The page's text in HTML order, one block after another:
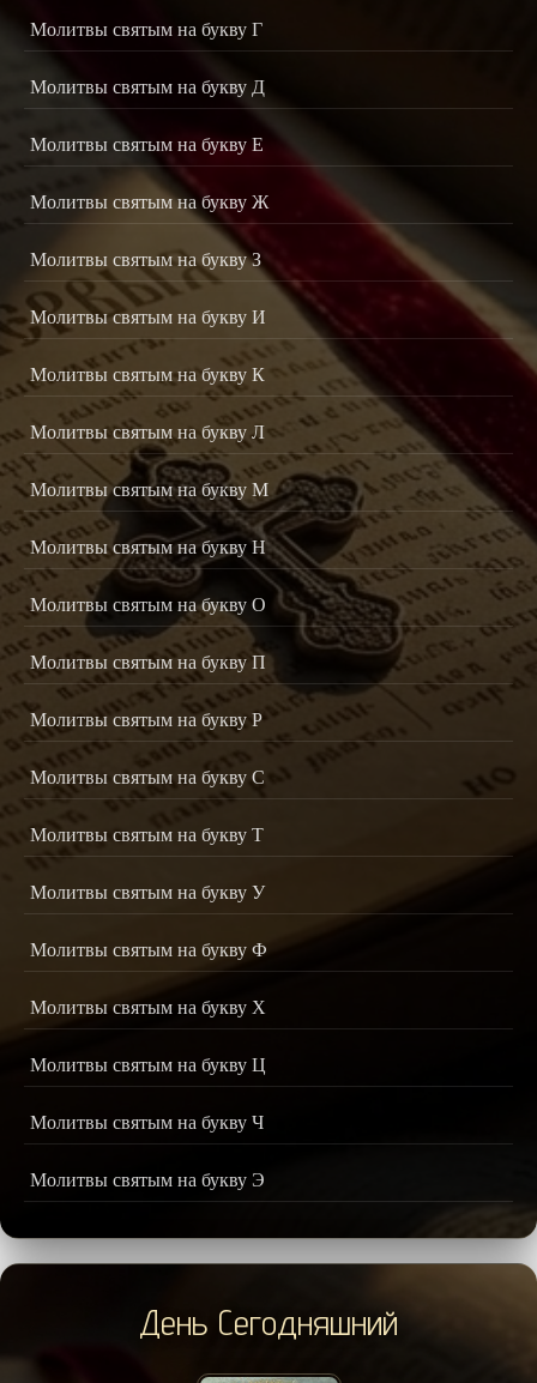
Молитвы святым на букву Г
Молитвы святым на букву Д
Молитвы святым на букву Е
Молитвы святым на букву Ж
Молитвы святым на букву З
Молитвы святым на букву И
Молитвы святым на букву К
Молитвы святым на букву Л
Молитвы святым на букву М
Молитвы святым на букву Н
Молитвы святым на букву О
Молитвы святым на букву П
Молитвы святым на букву Р
Молитвы святым на букву С
Молитвы святым на букву Т
Молитвы святым на букву У
Молитвы святым на букву Ф
Молитвы святым на букву Х
Молитвы святым на букву Ц
Молитвы святым на букву Ч
Молитвы святым на букву Э
День Сегодняшний